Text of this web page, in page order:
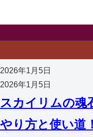
2026年1月5日
2026年1月5日
スカイリムの魂
やり方と使い道！